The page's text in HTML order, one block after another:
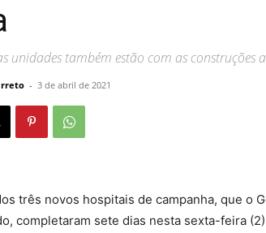
unidades também estão com as construções
- 3 de abril de 2021
três novos hospitais de campanha, que o
completaram sete dias nesta sexta-feira